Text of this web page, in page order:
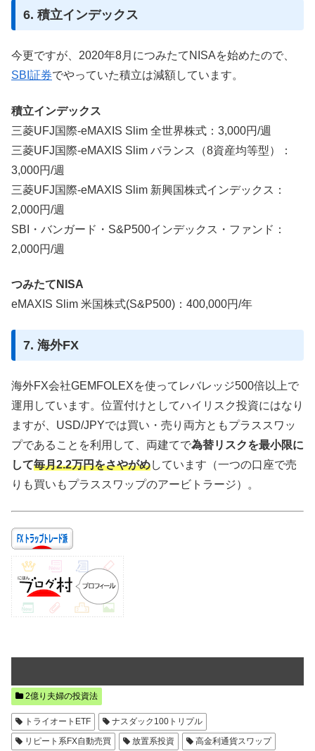
6. 積立インデックス
今更ですが、2020年8月につみたてNISAを始めたので、
SBI証券でやっていた積立は減額しています。
積立インデックス
三菱UFJ国際-eMAXIS Slim 全世界株式：3,000円/週
三菱UFJ国際-eMAXIS Slim バランス（8資産均等型）：
3,000円/週
三菱UFJ国際-eMAXIS Slim 新興国株式インデックス：
2,000円/週
SBI・バンガード・S&P500インデックス・ファンド：
2,000円/週
つみたてNISA
eMAXIS Slim 米国株式(S&P500)：400,000円/年
7. 海外FX
海外FX会社GEMFOLEXを使ってレバレッジ500倍以上で
運用しています。位置付けとしてハイリスク投資にはなり
ますが、USD/JPYでは買い・売り両方ともプラススワッ
プであることを利用して、両建てで為替リスクを最小限に
して毎月2.2万円をさやがめしています（一つの口座で売
りも買いもプラススワップのアービトラージ）。
2億り夫婦の投資法
トライオートETF
ナスダック100トリプル
リピート系FX自動売買
放置系投資 高金利通貨スワップ